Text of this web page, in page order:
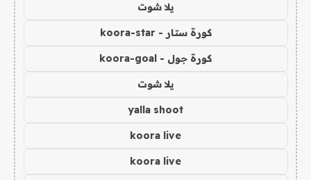
يلا شوت
كورة ستار - koora-star
كورة جول - koora-goal
يلا شوت
yalla shoot
koora live
koora live